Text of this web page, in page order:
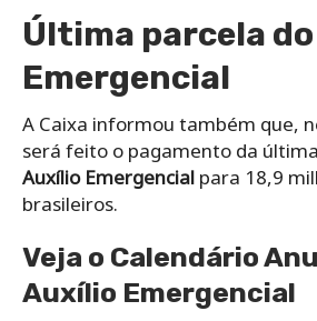
Última parcela
Emergencial
A Caixa informou também que,
será feito o pagamento da
Auxílio Emergencial para 18,9
brasileiros.
Veja o Calendário
Auxílio Emergencial